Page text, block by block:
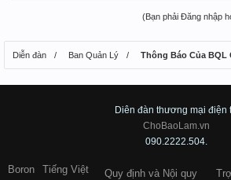
(Bạn phải Đăng nhập
Diễn đàn Ban Quản Lý Thông Báo Của BQL
Diên đàn thương mại điện
ChoBaoLam.vn
090.2222.504.
Boron Tiếng Việt Quy định và Nội quy